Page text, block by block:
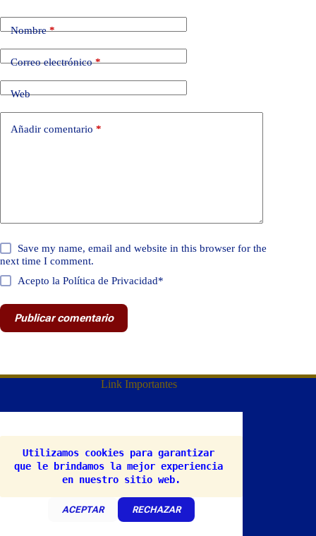
Utilizamos cookies para garantizar
que le brindamos la mejor experiencia
en nuestro sitio web.
ACEPTAR RECHAZAR
Nombre*
Correo electrónico*
Web
Añadir comentario *
Save my name, email and website in this browser for the
next time I comment.
Acepto la Política de Privacidad*
Publicar comentario
Link Importantes
Términos & Condiciones
Políticas de Privacidad
INICIO
NUESTRO BLOG
ISE CURSOS
E-BOOK TECA
CURSOS